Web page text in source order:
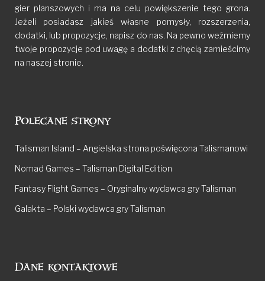
gier planszowych i ma na celu powiększenie tego grona.
Jeżeli posiadasz jakieś własne pomysły, rozszerzenia,
dodatki, lub propozycje, napisz do nas. Na pewno weźmiemy
twoje propozycje pod uwagę a dodatki z chęcią zamieścimy
na naszej stronie.
Polecane strony
Talisman Island – Angielska strona poświęcona Talismanowi
Nomad Games – Talisman Digital Edition
Fantasy Flight Games – Oryginalny wydawca gry Talisman
Galakta – Polski wydawca gry Talisman
Dane kontaktowe